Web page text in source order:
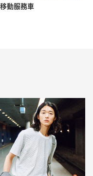
動服務車